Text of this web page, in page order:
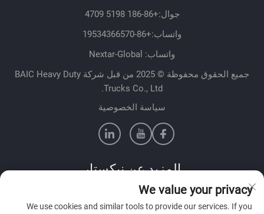
جوال:+86-186 5198 4709
واتساب:+86-19534366570
واتساب: Nextar-Global
جميع الحقوق محفوظة © 2025 من قبل شركة BAIC Heavy Duty
Trucks Co., Ltd.
سياسة الخصوصية
المزيد عن نيكستار
تواصل مع فريق المبيعات لدينا في بلدك
We value your privacy
We use cookies and similar tools to provide our services. If you